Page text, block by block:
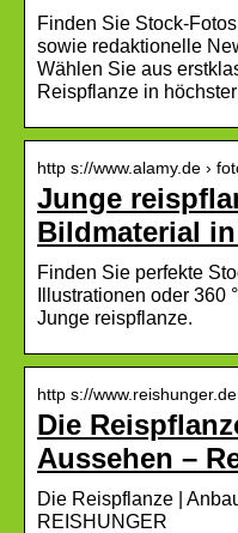
Finden Sie Stock-
sowie redaktionelle
Wählen Sie aus
Reispflanze in
http s://www.alamy.de ›
Junge
Bildmaterial
Finden Sie perfekte
Illustrationen oder 360
Junge reispflanze.
http s://
Die
Aussehen –
Die Reispflanze |
REISHUNGER